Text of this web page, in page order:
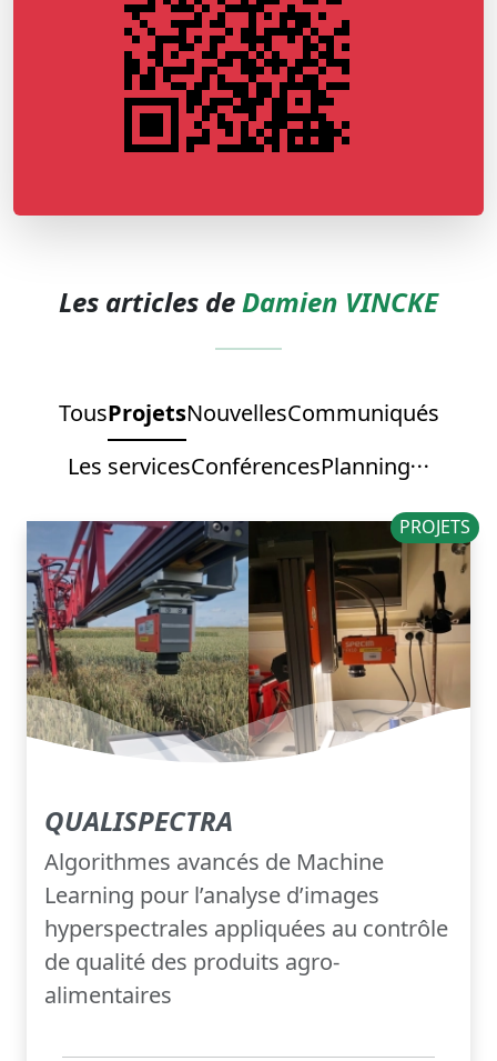
Les articles deDamien VINCKE
TousProjetsNouvellesCommuniqués
Les servicesConférencesPlanning
PROJETS
QUALISPECTRA
Algorithmes avancés de Machine
Learning pour l’analyse d’images
hyperspectrales appliquées au contrôle
de qualité des produits agro-
alimentaires